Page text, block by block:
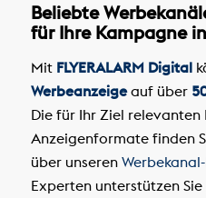
Beliebte
für Ihre Kampagne
Mit FLYERALARM Digital
Werbeanzeigeauf über
Die für Ihr Ziel relevanten
Anzeigenformate finden
über unseren
Experten unterstützen